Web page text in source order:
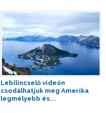
Lebilincselő videón
csodálhatjuk meg Amerika
legmélyebb és...